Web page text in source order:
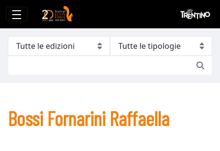
Bossi Fornarini Raffaella
Bossi Fornarini Raffaella